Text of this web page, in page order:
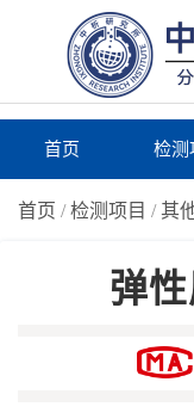
首页 检测
首页 /检测项目 /其
弹